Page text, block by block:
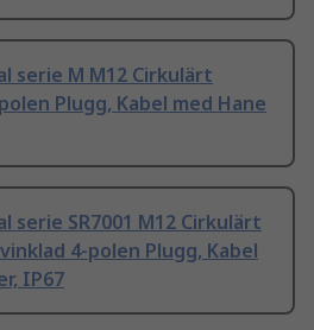
serie M M12 Cirkulärt
Plugg, Kabel med Hane
SR7001 M12 Cirkulärt
4-polen Plugg, Kabel
IP67